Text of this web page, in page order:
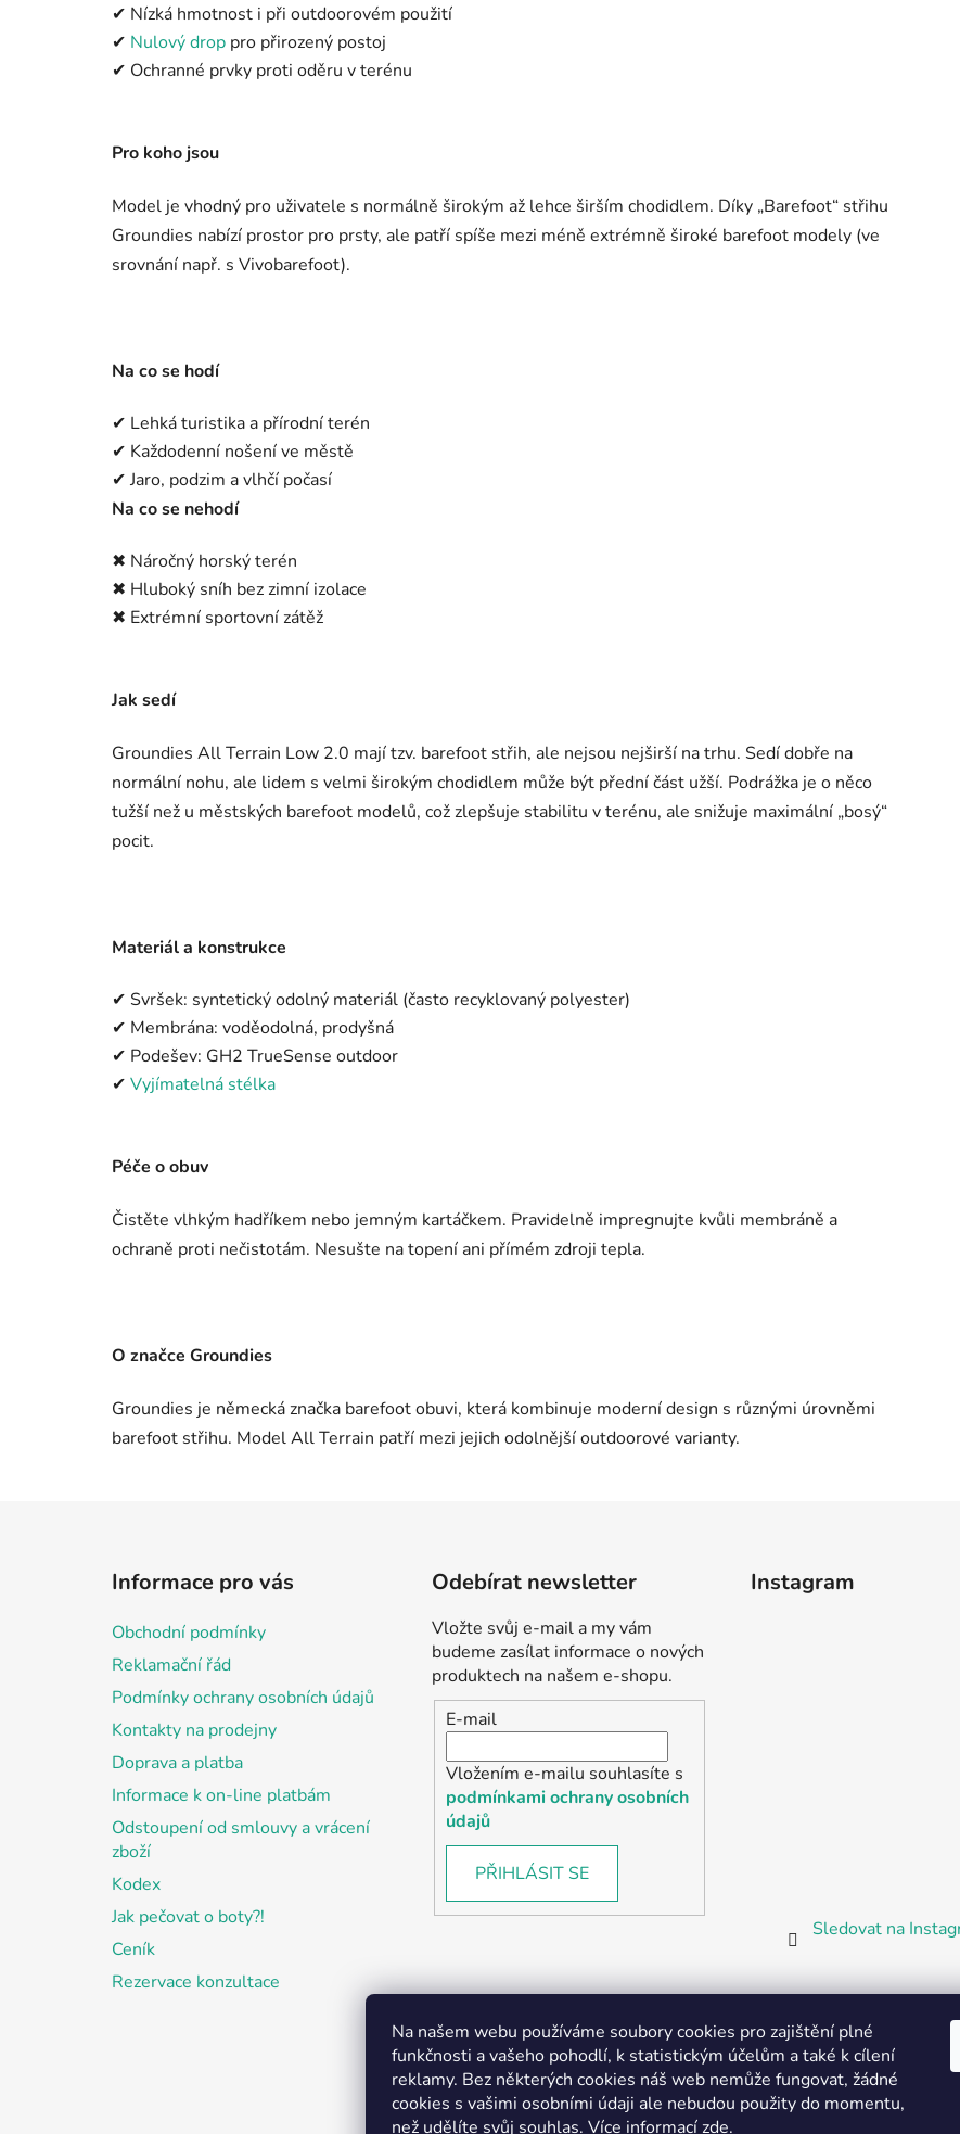
Na našem webu používáme soubory cookies pro zajištění plné
funkčnosti a vašeho pohodlí, k statistickým účelům a také k cílení
reklamy. Bez některých cookies náš web nemůže fungovat, žádné
cookies s vašimi osobními údaji ale nebudou použity do momentu,
než udělíte svůj souhlas. Více informacízde.
✔ Nízká hmotnost i při outdoorovém použití
✔ Nulový drop pro přirozený postoj
✔ Ochranné prvky proti oděru v terénu
Pro koho jsou
Model je vhodný pro uživatele s normálně širokým až lehce širším chodidlem. Díky „Barefoot“ střihu
Groundies nabízí prostor pro prsty, ale patří spíše mezi méně extrémně široké barefoot modely (ve
srovnání např. s Vivobarefoot).
Na co se hodí
✔ Lehká turistika a přírodní terén
✔ Každodenní nošení ve městě
✔ Jaro, podzim a vlhčí počasí
Na co se nehodí
✖ Náročný horský terén
✖ Hluboký sníh bez zimní izolace
✖ Extrémní sportovní zátěž
Jak sedí
Groundies All Terrain Low 2.0 mají tzv. barefoot střih, ale nejsou nejširší na trhu. Sedí dobře na
normální nohu, ale lidem s velmi širokým chodidlem může být přední část užší. Podrážka je o něco
tužší než u městských barefoot modelů, což zlepšuje stabilitu v terénu, ale snižuje maximální „bosý“
pocit.
Materiál a konstrukce
✔ Svršek: syntetický odolný materiál (často recyklovaný polyester)
✔ Membrána: voděodolná, prodyšná
✔ Podešev: GH2 TrueSense outdoor
✔ Vyjímatelná stélka
Péče o obuv
Čistěte vlhkým hadříkem nebo jemným kartáčkem. Pravidelně impregnujte kvůli membráně a
ochraně proti nečistotám. Nesušte na topení ani přímém zdroji tepla.
O značce Groundies
Groundies je německá značka barefoot obuvi, která kombinuje moderní design s různými úrovněmi
barefoot střihu. Model All Terrain patří mezi jejich odolnější outdoorové varianty.
Informace pro vás
Obchodní podmínky
Reklamační řád
Podmínky ochrany osobních údajů
Kontakty na prodejny
Doprava a platba
Informace k on-line platbám
Odstoupení od smlouvy a vrácení
zboží
Kodex
Jak pečovat o boty?!
Ceník
Rezervace konzultace
Odebírat newsletter
Vložte svůj e-mail a my vám
budeme zasílat informace o nových
produktech na našem e-shopu.
E-mail
Vložením e-mailu souhlasíte s
podmínkami ochrany osobních
údajů
PŘIHLÁSIT SE
Instagram
Sledovat na
Partnerská prodejna Barefoot Plzeň